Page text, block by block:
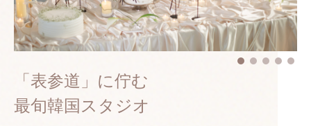
「表参道」に佇む
最旬韓国スタジオ